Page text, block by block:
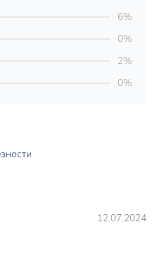
12.07.2024
6%
0%
2%
0%